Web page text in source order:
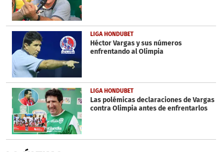
LIGA HONDUBET
Héctor Vargas y sus números
enfrentando al Olimpia
LIGA HONDUBET
Las polémicas declaraciones de Vargas
contra Olimpia antes de enfrentarlos